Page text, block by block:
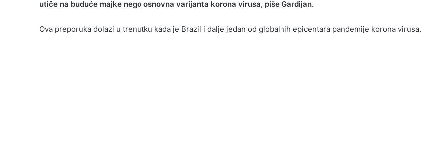
utiče na buduće majke nego osnovna varijanta korona virusa, piše Gardijan.
Ova preporuka dolazi u trenutku kada je Brazil i dalje jedan od globalnih epicentara pandemije korona virusa.